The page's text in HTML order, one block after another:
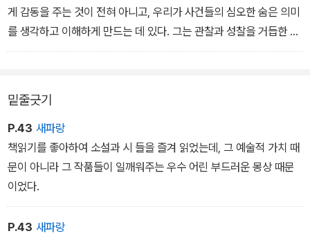
게 감동을 주는 것이 전혀 아니고, 우리가 사건들의 심오한 숨은 의미
를 생각하고 이해하게 만드는 데 있다. 그는 관찰과 성찰을 거듭한 나
머지, 자신만의 것인, 그리고 사려 깊은 관찰 전체에서부터 비롯된 그
하려고 애쓰는 것이다.
―기 드 모빠상,「소설」에서
밑줄긋기
P.43 새파랑
책읽기를 좋아하여 소설과 시 들을 즐겨 읽었는데, 그 예술적 가치 때
문이 아니라 그 작품들이 일깨워주는 우수 어린 부드러운 몽상 때문
이었다.
P.43 새파랑